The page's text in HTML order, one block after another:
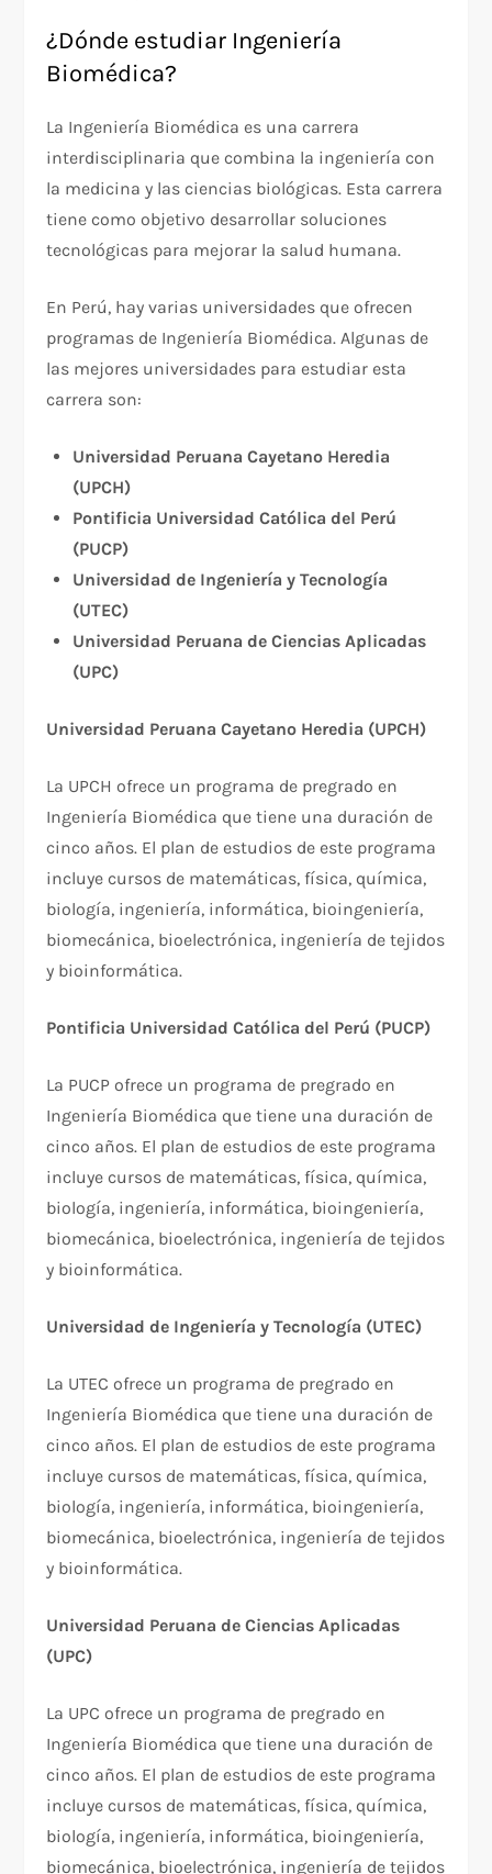
¿Dónde estudiar Ingeniería
Biomédica?
La Ingeniería Biomédica es una carrera
interdisciplinaria que combina la ingeniería con
la medicina y las ciencias biológicas. Esta carrera
tiene como objetivo desarrollar soluciones
tecnológicas para mejorar la salud humana.
En Perú, hay varias universidades que ofrecen
programas de Ingeniería Biomédica. Algunas de
las mejores universidades para estudiar esta
carrera son:
Universidad Peruana Cayetano Heredia
(UPCH)
Pontificia Universidad Católica del Perú
(PUCP)
Universidad de Ingeniería y Tecnología
(UTEC)
Universidad Peruana de Ciencias Aplicadas
(UPC)
Universidad Peruana Cayetano Heredia (UPCH)
La UPCH ofrece un programa de pregrado en
Ingeniería Biomédica que tiene una duración de
cinco años. El plan de estudios de este programa
incluye cursos de matemáticas, física, química,
biología, ingeniería, informática, bioingeniería,
biomecánica, bioelectrónica, ingeniería de tejidos
y bioinformática.
Pontificia Universidad Católica del Perú (PUCP)
La PUCP ofrece un programa de pregrado en
Ingeniería Biomédica que tiene una duración de
cinco años. El plan de estudios de este programa
incluye cursos de matemáticas, física, química,
biología, ingeniería, informática, bioingeniería,
biomecánica, bioelectrónica, ingeniería de tejidos
y bioinformática.
Universidad de Ingeniería y Tecnología (UTEC)
La UTEC ofrece un programa de pregrado en
Ingeniería Biomédica que tiene una duración de
cinco años. El plan de estudios de este programa
incluye cursos de matemáticas, física, química,
biología, ingeniería, informática, bioingeniería,
biomecánica, bioelectrónica, ingeniería de tejidos
y bioinformática.
Universidad Peruana de Ciencias Aplicadas
(UPC)
La UPC ofrece un programa de pregrado en
Ingeniería Biomédica que tiene una duración de
cinco años. El plan de estudios de este programa
incluye cursos de matemáticas, física, química,
biología, ingeniería, informática, bioingeniería,
biomecánica, bioelectrónica, ingeniería de tejidos